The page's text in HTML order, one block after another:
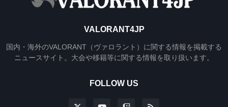
VALORANT4JP
国内・海外のVALORANT（ヴァロラント）に関する情報を掲載する
ニュースサイト。大会や移籍等に関する情報を取り扱います。
FOLLOW US